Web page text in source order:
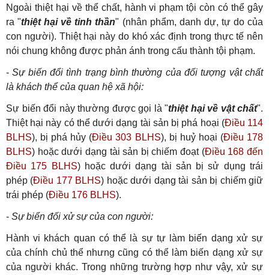
Ngoài thiệt hại về thể chất, hành vi phạm tội còn có thể gây
ra "thiệt hại về tinh thần" (nhân phẩm, danh dự, tự do của
con người). Thiệt hại này do khó xác định trong thực tế nên
nói chung không được phản ánh trong cấu thành tội phạm.
-Sự biến đổi tình trạng bình thường của đối tượng vật chất
là khách thể của quan hệ xã hội:
Sự biến đổi này thường được gọi là "thiệt hại về vật chất".
Thiệt hại này có thể dưới dạng tài sản bị phá hoại (Điều 114
BLHS), bị phá hủy (Điều 303 BLHS), bị huỷ hoại (Điều 178
BLHS) hoặc dưới dạng tài sản bị chiếm đoạt (Điều 168 đến
Điều 175 BLHS) hoặc dưới dạng tài sản bị sử dụng trái
phép (Điều 177 BLHS) hoặc dưới dạng tài sản bị chiếm giữ
trái phép (Điều 176 BLHS).
- Sự biển đối xử sự của con người:
Hành vi khách quan có thể là sự tự làm biến dạng xử sự
của chính chủ thể nhưng cũng có thể làm biến dạng xử sự
của người khác. Trong những trường hợp như vậy, xử sự